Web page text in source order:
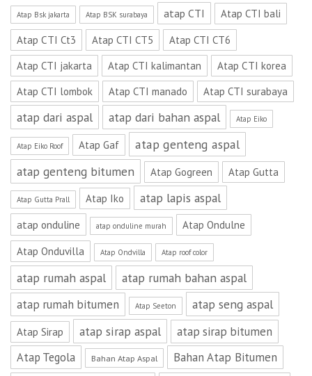
Atap Bsk jakarta Atap BSK surabaya atap CTI
Atap CTI bali
Atap CTI Ct3
Atap CTI CT5
Atap CTI CT6
Atap CTI jakarta
Atap CTI kalimantan
Atap CTI korea
Atap CTI lombok
Atap CTI manado Atap CTI surabaya
atap dari aspal atap dari bahan aspal Atap Eiko
Atap Eiko Roof Atap Gaf
atap genteng aspal
atap genteng bitumen
Atap Gogreen Atap Gutta
Atap Gutta Prall Atap Iko atap lapis aspal
atap onduline atap onduline murah
Atap Ondulne
Atap Onduvilla
Atap Ondvilla Atap roof color
atap rumah aspal atap rumah bahan aspal
atap rumah bitumen Atap Seeton atap seng aspal
Atap Sirap atap sirap aspal
atap sirap bitumen
Atap Tegola
Bahan Atap Aspal Bahan Atap Bitumen